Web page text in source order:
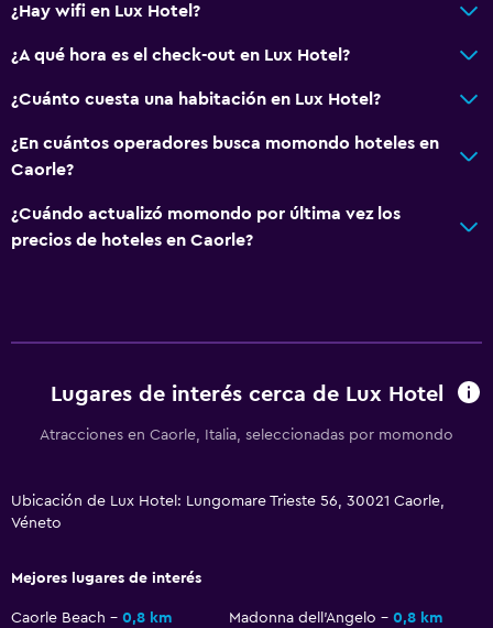
Accesibilidad y adecuación
Ascensor
Plantas superiores accesibles por ascensor
Aire libre
Terraza/patio
Armario o clóset
Comedor
Bar de tapas
¿Hay wifi en Lux Hotel?
¿A qué hora es el check-out en Lux Hotel?
¿Cuánto cuesta una habitación en Lux Hotel?
¿En cuántos operadores busca momondo hoteles en
Caorle?
¿Cuándo actualizó momondo por última vez los
precios de hoteles en Caorle?
Lugares de interés cerca de Lux Hotel
Atracciones en Caorle, Italia, seleccionadas por momondo
Ubicación de Lux Hotel: Lungomare Trieste 56, 30021 Caorle,
Véneto
Mejores lugares de interés
Caorle Beach 0,8 km Madonna dell'Angelo
0,8 km